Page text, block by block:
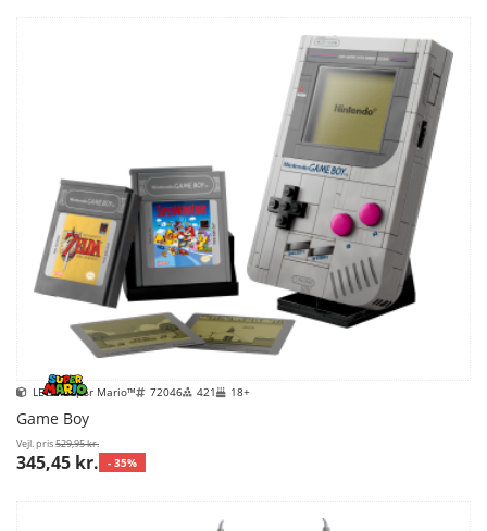
LEGO Super Mario™ 72046 421 18+
Game Boy
Vejl. pris529,95 kr.
345,45 kr. - 35%